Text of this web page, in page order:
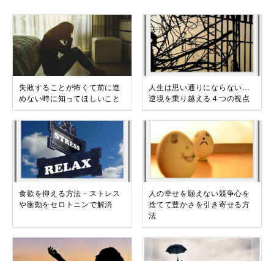
失敗することが怖くて前に進
めない時に知ってほしいこと
人生は思い通りにならない…
逆境を乗り越える４つの視点
食欲を抑える方法－ストレス
や衝動をセロトニンで解消
人の幸せを願えない競争心を
捨てて豊かさを引き寄せる方
法